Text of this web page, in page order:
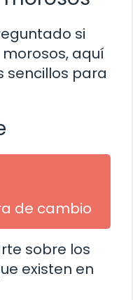
si
aquí
sencillos para
de cambio
sobre los
existen en